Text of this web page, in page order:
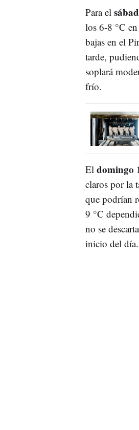
Para el
los 6-8 °C
bajas en el
tarde,
soplará
frío.
El domingo
claros por la
que podrían
9 °C
no se
inicio del día.